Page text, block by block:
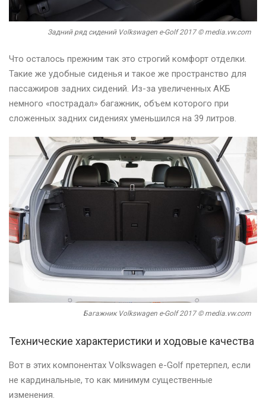
Задний ряд сидений Volkswagen e-Golf 2017 © media.vw.com
Что осталось прежним так это строгий комфорт отделки.
Такие же удобные сиденья и такое же пространство для
пассажиров задних сидений. Из-за увеличенных АКБ
немного «пострадал» багажник, объем которого при
сложенных задних сидениях уменьшился на 39 литров.
Багажник Volkswagen e-Golf 2017 © media.vw.com
Технические характеристики и ходовые качества
Вот в этих компонентах Volkswagen e-Golf претерпел, если
не кардинальные, то как минимум существенные
изменения.